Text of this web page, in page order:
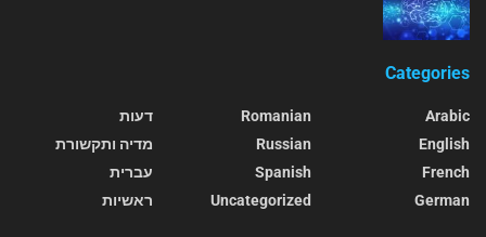
Categories
Arabic
English
French
German
Romanian
Russian
Spanish
Uncategorized
דעות
מדיה ותקשורת
עברית
ראשיות